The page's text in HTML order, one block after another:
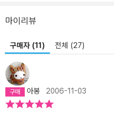
마이리뷰
구매자 (11) 전체 (27)
아봉 2006-11-03